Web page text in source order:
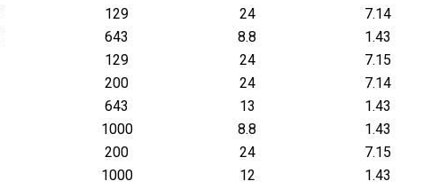
129 24 7.14
643 8.8 1.43
129 24 7.15
200 24 7.14
643 13 1.43
1000 8.8 1.43
200 24 7.15
1000 12 1.43